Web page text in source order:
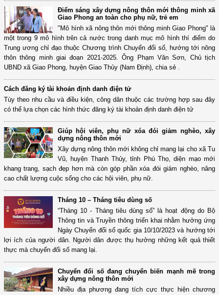
Điểm sáng xây dựng nông thôn mới thông minh xã
Giao Phong an toàn cho phụ nữ, trẻ em
"Mô hình xã nông thôn mới thông minh Giao Phong" là
một trong 9 mô hình trên cả nước trong danh mục mô hình thí điểm do
Trung ương chỉ đạo thuộc Chương trình Chuyển đổi số, hướng tới nông
thôn thông minh giai đoạn 2021-2025. Ông Phạm Văn Sơn, Chủ tịch
UBND xã Giao Phong, huyện Giao Thủy (Nam Định), chia sẻ .
Cách đăng ký tài khoản định danh điện tử
Tùy theo nhu cầu và điều kiện, công dân thuộc các trường hợp sau đây
có thể lựa chọn các hình thức đăng ký tài khoản định danh điện tử
Giúp hội viên, phụ nữ xóa đói giảm nghèo, xây
dựng nông thôn mới
Xây dựng nông thôn mới không chỉ mang lại cho xã Tu
Vũ, huyện Thanh Thủy, tỉnh Phú Thọ, diện mạo mới
khang trang, sạch đẹp hơn mà còn góp phần xóa đói giảm nghèo, nâng
cao chất lượng cuộc sống cho các hội viên, phụ nữ.
Tháng 10 – Tháng tiêu dùng số
“Tháng 10 - Tháng tiêu dùng số” là hoạt động do Bộ
Thông tin và Truyền thông triển khai nhằm hưởng ứng
Ngày Chuyển đổi số quốc gia 10/10/2023 và hướng tới
lợi ích của người dân. Người dân được thụ hưởng những kết quả thiết
thực mà chuyển đổi số mang lại.
Chuyển đổi số đang chuyển biến mạnh mẽ trong
xây dựng nông thôn mới
Nhiều địa phương đang tích cực thực hiện chương